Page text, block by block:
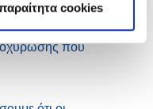
cookies
δύναται να
υπηρεσιών για να
που